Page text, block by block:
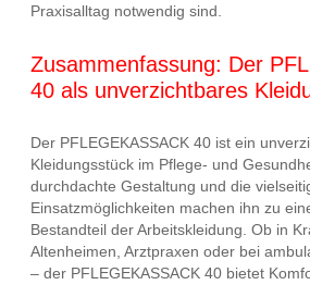
Praxisalltag notwendig sind.
Zusammenfassung: Der
40 als unverzichtbares
Der PFLEGEKASSACK 40 ist ein
Kleidungsstück im Pflege- und
durchdachte Gestaltung und die
Einsatzmöglichkeiten machen ihn zu
Bestandteil der Arbeitskleidung. Ob in
Altenheimen, Arztpraxen oder bei
– der PFLEGEKASSACK 40 bietet